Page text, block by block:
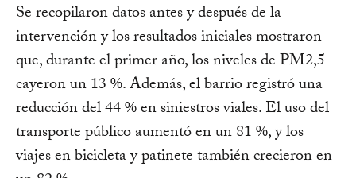
Se recopilaron datos antes y después de la
intervención y los resultados iniciales mostraron
que, durante el primer año, los niveles de PM2,5
cayeron un 13 %. Además, el barrio registró una
reducción del 44 % en siniestros viales. El uso del
transporte público aumentó en un 81 %, y los
viajes en bicicleta y patinete también crecieron en